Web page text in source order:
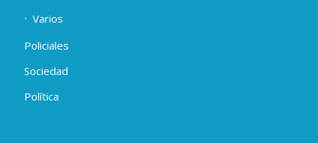
Varios
Policiales
Sociedad
Política